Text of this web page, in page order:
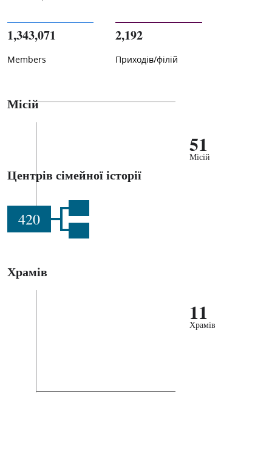
1,343,071
Members
2,192
Приходів/філій
Місій
51
Місій
Центрів сімейної історії
420
Храмів
11
Храмів